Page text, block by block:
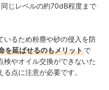
じレベルの約70dB程度まで
いるため粉塵や砂の侵入を防
を延ばせるのもメリットで
やオイル交換ができないた
点に注意が必要です。